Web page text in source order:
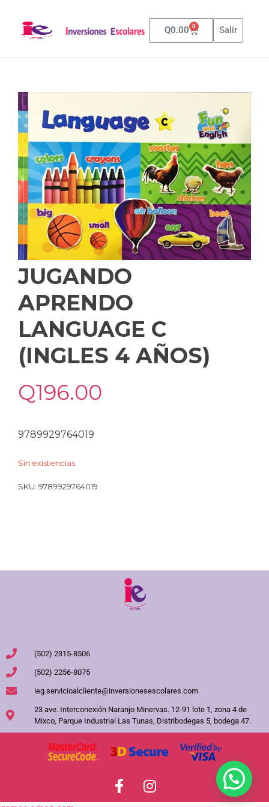
Q0.00 0 Salir
JUGANDO
APRENDO
LANGUAGE C
(INGLES 4 AÑOS)
Q196.00
9789929764019
Sin existencias
SKU: 9789929764019
(502) 2315-8506
(502) 2256-8075
ieg.servicioalcliente@inversionesescolares.com
23 ave. Interconexión Naranjo Minervas. 12-91 lote 1, zona 4 de
Mixco, Parque Industrial Las Tunas, Distribodegas 5, bodega 47.